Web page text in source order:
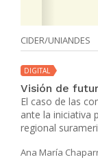
CIDER/UNIANDES
DIGITAL
El caso de las
ante la iniciativa
regional
Ana María